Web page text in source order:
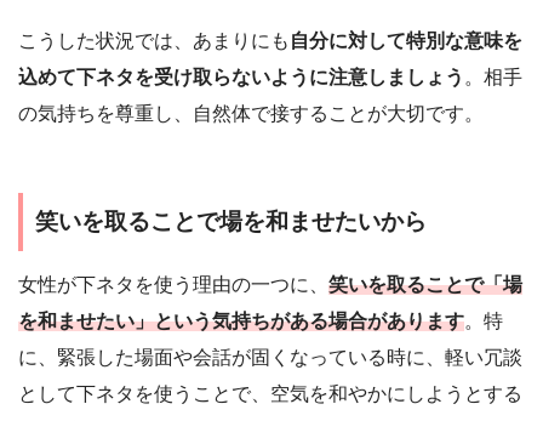
こうした状況では、あまりにも 自分に対して特別な意味を
込めて下ネタを受け取らないように注意しましょう 。相手
の気持ちを尊重し、自然体で接することが大切です。
笑いを取ることで場を和ませたいから
女性が下ネタを使う理由の一つに、 笑いを取ることで「場
を和ませたい」という気持ちがある場合があります。特
に、緊張した場面や会話が固くなっている時に、軽い冗談
として下ネタを使うことで、空気を和やかにしようとする